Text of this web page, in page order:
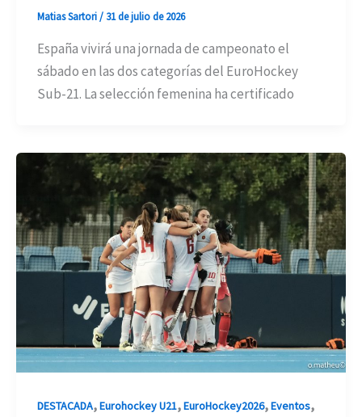
Matias Sartori/ 31 de julio de 2026
España vivirá una jornada de campeonato el
sábado en las dos categorías del EuroHockey
Sub-21. La selección femenina ha certificado
DESTACADA,Eurohockey U21,EuroHockey2026,Eventos,